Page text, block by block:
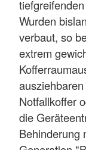
Wurden
verbaut, so
extrem
Notfallkoffer
die
Behinderung